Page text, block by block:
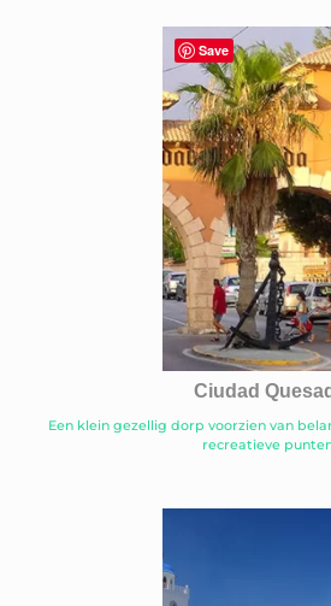
Ciudad
Een klein gezellig dorp voorzien van
recreatieve
Save